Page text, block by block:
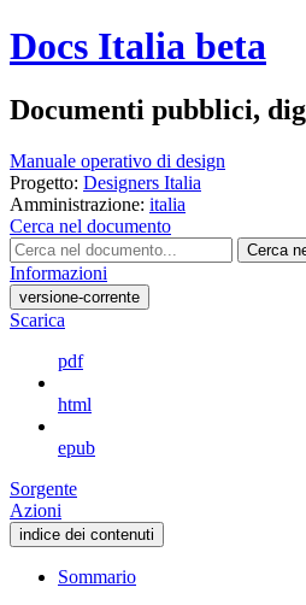
Docs Italia beta
Documenti pubblici,
Manuale operativo di design
Progetto: Designers Italia
Amministrazione: italia
Cerca nel documento
Cerca
Informazioni
versione-corrente
Scarica
pdf
html
epub
Sorgente
Azioni
indice dei contenuti
Sommario